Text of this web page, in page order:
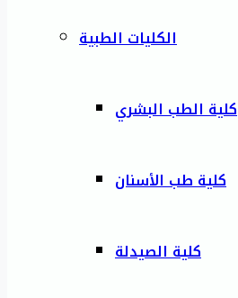
الكليات الطبية
كلية الطب البشري
كلية طب الأسنان
كلية الصيدلة